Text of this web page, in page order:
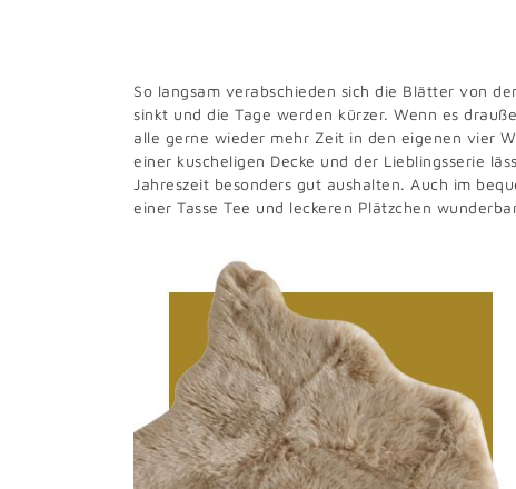
So langsam verabschieden sich die Blätter von
sinkt und die Tage werden kürzer. Wenn es
alle gerne wieder mehr Zeit in den eigenen vier
einer kuscheligen Decke und der Lieblingsserie
Jahreszeit besonders gut aushalten. Auch im
einer Tasse Tee und leckeren Plätzchen